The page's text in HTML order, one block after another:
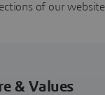
of our
& Values